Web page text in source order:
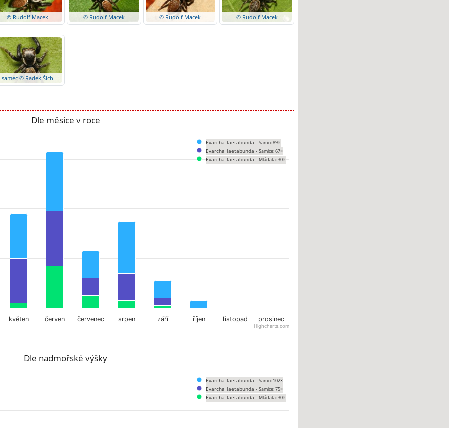
© Rudolf Macek © Rudolf Macek © Rudolf Macek © Rudolf Macek
samec © Radek Šich
Dle měsíce v roce
Evarcha laetabunda - Samci: 89×
Evarcha laetabunda - Samice: 67×
Evarcha laetabunda - Mláďata: 30×
květen červen červenec srpen září říjen listopad prosinec
Highcharts.com
Dle nadmořské výšky
Evarcha laetabunda - Samci: 102×
Evarcha laetabunda - Samice: 75×
Evarcha laetabunda - Mláďata: 30×